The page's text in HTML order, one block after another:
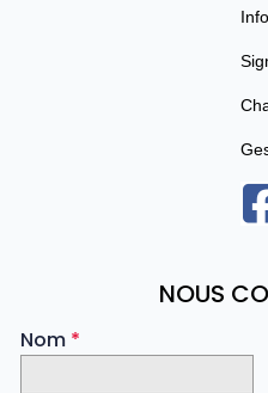
NOUS
Nom *